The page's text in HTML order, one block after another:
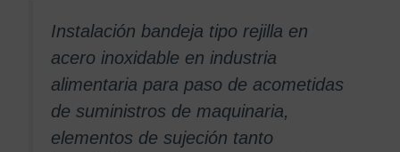
Instalación bandeja tipo rejilla en
acero inoxidable en industria
alimentaria para paso de acometidas
de suministros de maquinaria,
elementos de sujeción tanto